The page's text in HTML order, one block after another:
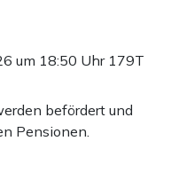
um 18:50 Uhr 179T
befördert und
Pensionen.